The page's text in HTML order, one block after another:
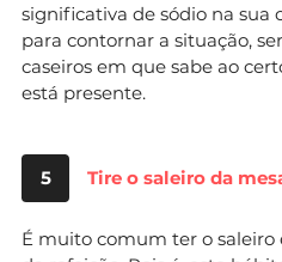
significativa de sódio na sua
para contornar a situação,
caseiros em que sabe ao
está presente.
5 Tire o saleiro da
É muito comum ter o